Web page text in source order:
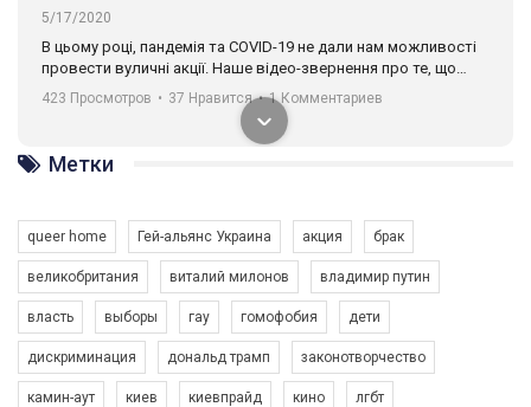
5/17/2020
В цьому році, пандемія та COVІD-19 не дали нам можливості
провести вуличні акції. Наше відео-звернення про те, що
навіть коли ми у різних містах та не можемо зустрінеться, ми
разом. Ми закликаємо всіх хто поділяє цінності рівності та
солідарності, приєднатися до нас. Регіональні підрозділи
ГАУ є в 16 областях України.
Разом наш голос лунає гучніше!
423 Просмотров • 37 Нравится • 1 Комментариев
Метки
queer home Гей-альянс Украина акция брак
великобритания виталий милонов владимир путин
власть выборы гау гомофобия дети
дискриминация дональд трамп законотворчество
камин-аут киев киевпрайд кино лгбт